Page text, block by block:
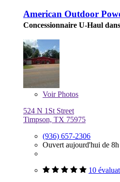
American Outdoor
Concessionnaire U-Haul
VoirPhotos
524 N 1St Street
Timpson, TX 75975
(936) 657-2306
Ouvert aujourd'hui de
10